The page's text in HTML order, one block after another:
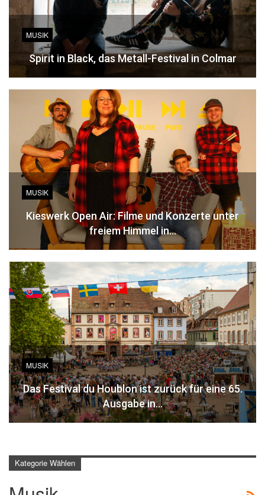
MUSIK
Spirit in Black, das Metall-Festival in Colmar
MUSIK
Kieswerk Open Air: Filme und Konzerte unter
freiem Himmel in…
MUSIK
Das Festival du Houblon ist zurück für eine 65.
Ausgabe in…
Kategorie Wählen